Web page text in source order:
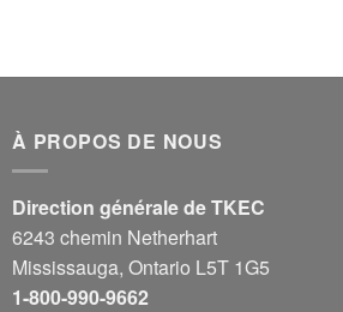
À PROPOS DE NOUS
Direction générale de TKEC
6243 chemin Netherhart
Mississauga, Ontario L5T 1G5
1-800-990-9662